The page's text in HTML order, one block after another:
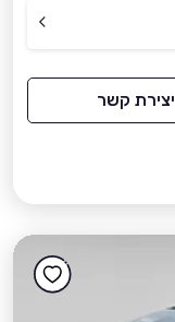
יצירת קשר